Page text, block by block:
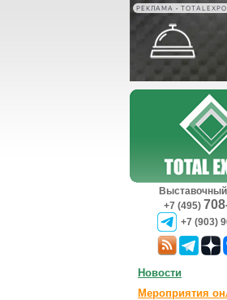
РЕКЛАМА •
+7 (495)
+7 (903)
Новости
Мероприятия